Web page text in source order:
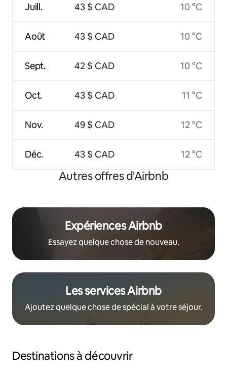
Juill.
Août
Sept.
Oct.
Nov.
Déc.
43 $ CAD
43 $ CAD
42 $ CAD
43 $ CAD
49 $ CAD
43 $ CAD
10 °C
10 °C
10 °C
11 °C
12 °C
12 °C
Autres offres d'Airbnb
Expériences Airbnb
Essayez quelque chose de nouveau.
Les services Airbnb
Ajoutez quelque chose de spécial à votre séjour.
Destinations à découvrir